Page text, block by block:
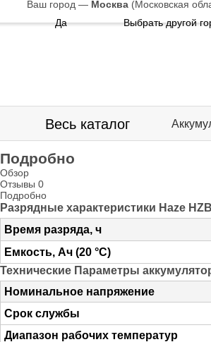
Ваш город — Москва (Московская
Да
Выбрать другой
Весь каталог
Подробно
Обзор
Отзывы 0
Подробно
Разрядные характеристики Haze
Время разряда, ч
Емкость, Ач (20 °С)
Технические Параметры
Номинальное напряжение
Срок службы
Диапазон рабочих температур